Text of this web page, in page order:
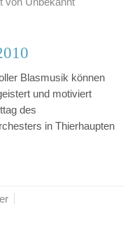
Blasmusik können
und motiviert
des
in Thierhaupten